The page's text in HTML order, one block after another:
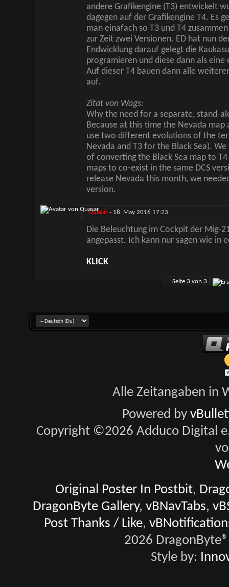
andere Grafikengine (T3) entwickelt
dagegen auf der Grafikengine T4. Es
man einafach so T3 und T4
zur Zeit zwei Versionen. ED hat nun
Endwicklung darauf gelegt die
programieren und diese dann als eine
Auf dieser T4 bauen dann alle
auf.
Zitat von Wags:
Why the need for a separate, stand-
Because at this time the Nevada map
use two different evolutions of the
Nevada and T3 for the Black Sea).
of converting the Black Sea map to
maps to co-exist in the same DCS
release Nevada this month, we
version.
Quasar- 18. May 2016 17:23
Die Beleuchtung im Cockpit der Mig-
angepasst. Ich kann nur sagen wie in
KLICK
Seite 3 von 3
Alle Zeitangaben in
Powered by
Copyright ©2026 Adduco Digital
Original Poster In Postbit,
DragonByte Gallery,vBNavTabs,
Post Thanks / Like,
2026
Style by: